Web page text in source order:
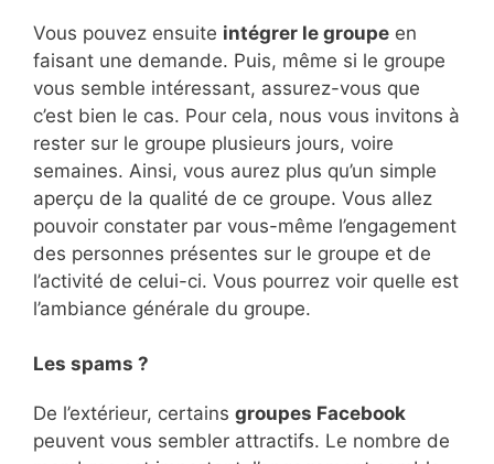
Vous pouvez ensuite intégrer le groupe en
faisant une demande. Puis, même si le groupe
vous semble intéressant, assurez-vous que
c’est bien le cas. Pour cela, nous vous invitons à
rester sur le groupe plusieurs jours, voire
semaines. Ainsi, vous aurez plus qu’un simple
aperçu de la qualité de ce groupe. Vous allez
pouvoir constater par vous-même l’engagement
des personnes présentes sur le groupe et de
l’activité de celui-ci. Vous pourrez voir quelle est
l’ambiance générale du groupe.
Les spams ?
De l’extérieur, certains groupes Facebook
peuvent vous sembler attractifs. Le nombre de